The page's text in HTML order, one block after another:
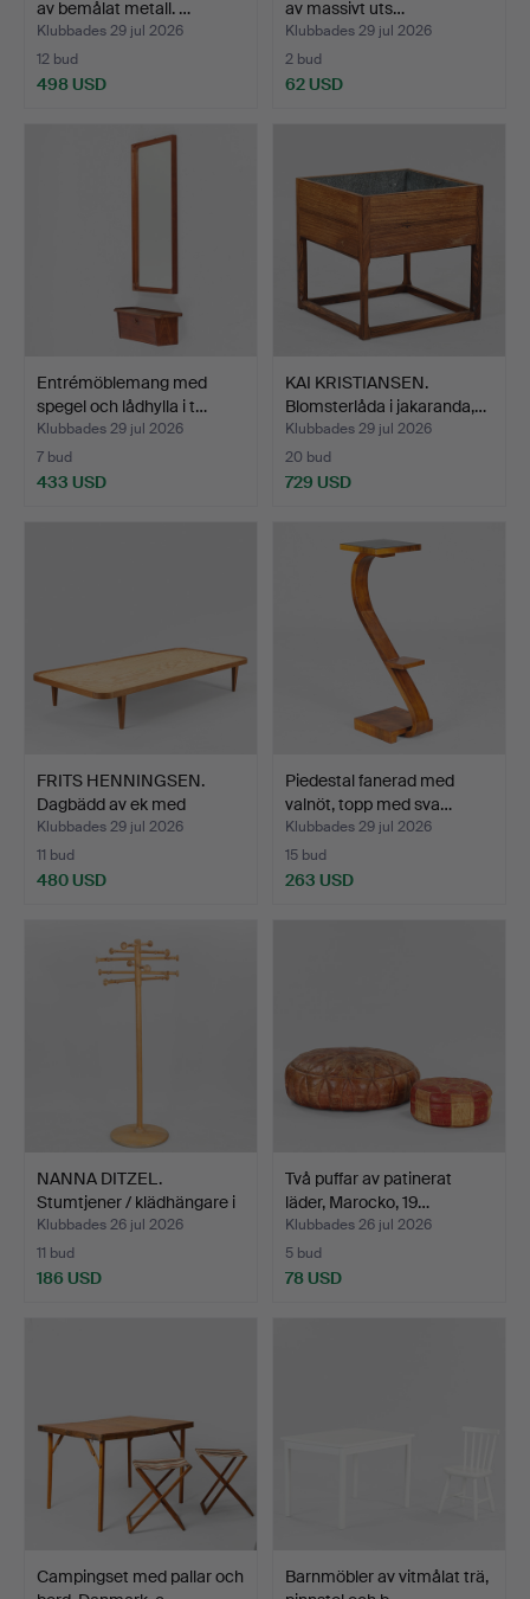
av bemålat metall. …
Klubbades 29 jul 2026
12 bud
498 USD
av massivt uts…
Klubbades 29 jul 2026
2 bud
62 USD
Entrémöblemang med
spegel och lådhylla i t…
Klubbades 29 jul 2026
7 bud
433 USD
KAI KRISTIANSEN.
Blomsterlåda i jakaranda,…
Klubbades 29 jul 2026
20 bud
729 USD
FRITS HENNINGSEN.
Dagbädd av ek med
avsmal…
Klubbades 29 jul 2026
11 bud
480 USD
Piedestal fanerad med
valnöt, topp med sva…
Klubbades 29 jul 2026
15 bud
263 USD
NANNA DITZEL.
Stumtjener / klädhängare i
b…
Klubbades 26 jul 2026
11 bud
186 USD
Två puffar av patinerat
läder, Marocko, 19…
Klubbades 26 jul 2026
5 bud
78 USD
Campingset med pallar och
Barnmöbler av vitmålat trä,